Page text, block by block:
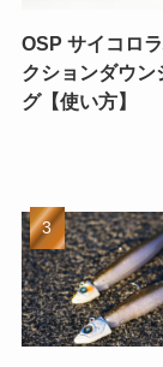
OSP サイコロ
クションダウン
グ【使い方】